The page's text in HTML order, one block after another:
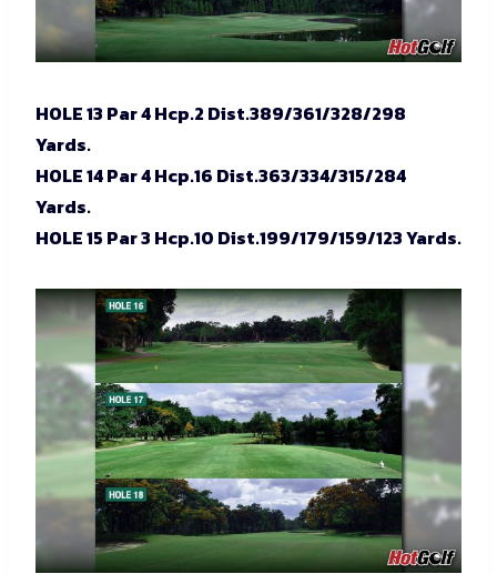
HOLE 13 Par 4 Hcp.2 Dist.389/361/328/298
Yards.
HOLE 14 Par 4 Hcp.16 Dist.363/334/315/284
Yards.
HOLE 15 Par 3 Hcp.10 Dist.199/179/159/123 Yards.